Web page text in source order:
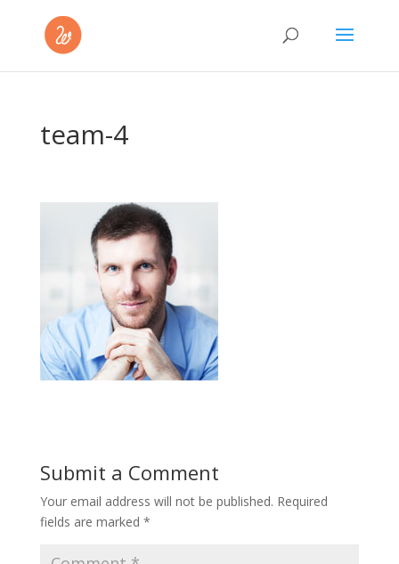
team-4
Submit a Comment
Your email address will not be published. Required
fields are marked *